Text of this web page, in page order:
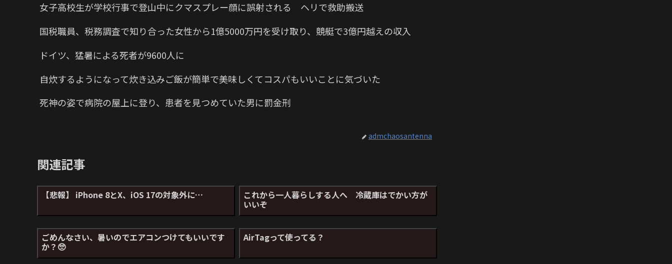
女子高校生が学校行事で登山中にクマスプレー顔に誤射される ヘリで救助搬送
国税職員、税務調査で知り合った女性から1億5000万円を受け取り、競艇で3億円越えの収入
ドイツ、猛暑による死者が9600人に
自炊するようになって炊き込みご飯が簡単で美味しくてコスパもいいことに気づいた
死神の姿で病院の屋上に登り、患者を見つめていた男に罰金刑
admchaosantenna
関連記事
【悲報】 iPhone 8とX、iOS 17の対象外に… これから一人暮らしする人へ 冷蔵庫はでかい方が
いいぞ
ごめんなさい、暑いのでエアコンつけてもいいです
か？🥺
AirTagって使ってる？